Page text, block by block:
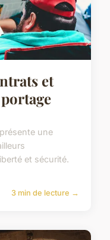
et
une
et sécurité.
3 min de lecture →